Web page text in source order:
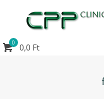
0 0,0 Ft